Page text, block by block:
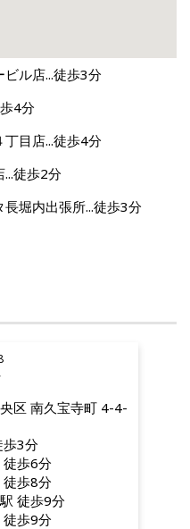
ル店...徒歩3分
4分
目店...徒歩4分
徒歩2分
堀内出張所...徒歩3分
区 南久宝寺町 4-4-
歩3分
徒歩6分
徒歩8分
徒歩9分
徒歩9分